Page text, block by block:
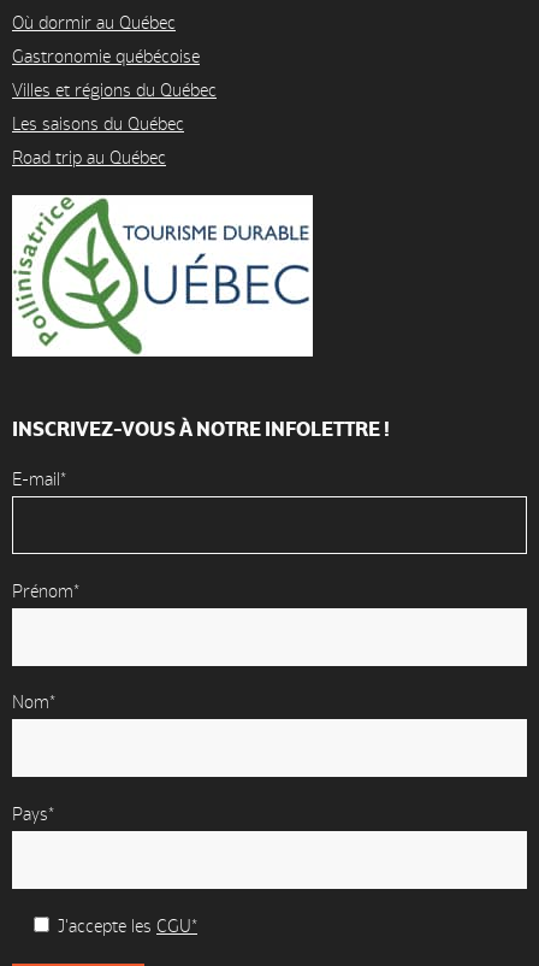
Où dormir au Québec
Gastronomie québécoise
Villes et régions du Québec
Les saisons du Québec
Road trip au Québec
INSCRIVEZ-VOUS À NOTRE INFOLETTRE !
E-mail*
Prénom*
Nom*
Pays*
J'accepte les CGU*